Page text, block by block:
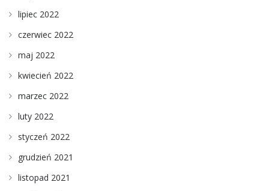
lipiec 2022
czerwiec 2022
maj 2022
kwiecień 2022
marzec 2022
luty 2022
styczeń 2022
grudzień 2021
listopad 2021